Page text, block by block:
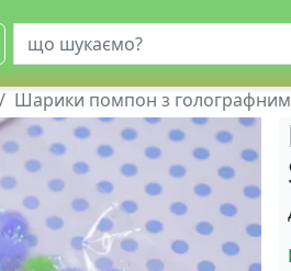
Шарики помпон з